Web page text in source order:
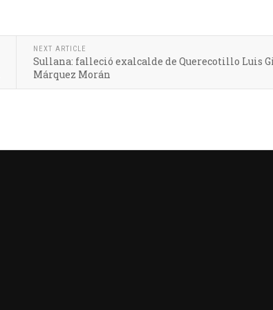
NEXT ARTICLE
Sullana: falleció exalcalde de Querecotillo Luis
Márquez Morán